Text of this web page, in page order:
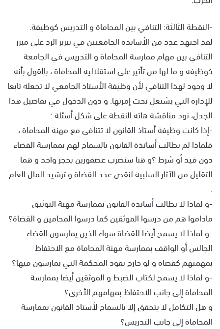
-النقطة الثالثة: التنافي بين المحاماة و التدريس كوظيفة.
لقد اجتهد عدد من الأساتذة الجامعيين في تبرير الرد على مبرر
التنافي بين مهام ممارسة المحاماة و التدريس في الجامعة
كوظيفة و ما لها من تأثير على استقلالية المحاماة ، بالقول بأنه
لا وجود لهذا التنافي لأن وظيفة الأستاذ الجامعي لا تجعله تابعا
للإدارة التي يشتغل تحت إمرتها. و دون الدخول في تفاصيل هذا
الجدل، نود مناقشة هاته النقطة على شكل أسئلة :
-إذا كانت وظيفة أستاذ القانون لا تتنافى مع مهنة المحاماة ،
فلماذا لم يطالب أساتذة القانون بالسماح لهم بممارسة القضاء
دون قيد أو شرط ؟و هنا سنضرب عصفورين بحجر واحد و هما
التقليل من الآثار السلبية لنقص عدد القضاة و ترشيد المال العام
.
-و لماذا لا يطالب أساتذة القانون بممارسة مهنة التوثيق
ماداموا هم من درسوا الموثقين كما درسوا المحامين و القضاة؟
-و لماذا لا يسمح أيضا للقضاة سواء الذين يمارسون القضاء
الجالس أو الواقف بممارسة مهنة المحاماة مع الاحتفاظ
بمهمتهم كقضاة و لو خارج نفوذ المحكمة التي يمارسون فيها؟
-و لماذا لا يسمح لكتاب الضبط و الموثقين أيضا بممارسة
المحاماة إلى جانب الاحتفاظ بمهامهم الأخرى؟
و هل التكامل لا يتحقق إلا بالسماح لأستاذ القانون بممارسة
المحاماة إلى جانب التدريس؟